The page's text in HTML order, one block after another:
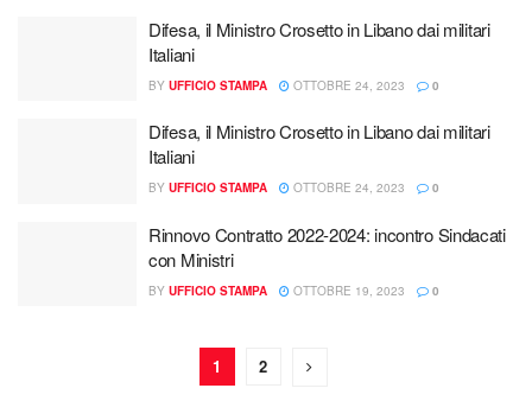
Difesa, il Ministro Crosetto in Libano dai militari
Italiani
BY UFFICIO STAMPA OTTOBRE 24, 2023 0
Difesa, il Ministro Crosetto in Libano dai militari
Italiani
BY UFFICIO STAMPA OTTOBRE 24, 2023 0
Rinnovo Contratto 2022-2024: incontro Sindacati
con Ministri
BY UFFICIO STAMPA OTTOBRE 19, 2023 0
1 2